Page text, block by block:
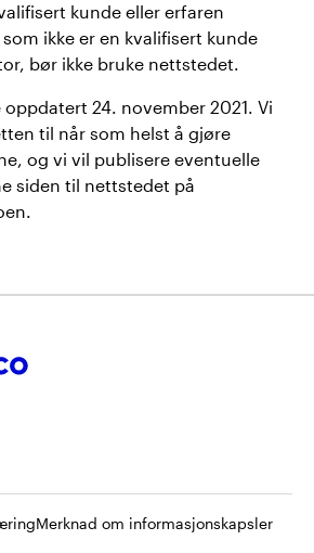
kunde eller erfaren
ikke er en kvalifisert kunde
bør ikke bruke nettstedet.
oppdatert 24. november 2021. Vi
til når som helst å gjøre
og vi vil publisere eventuelle
siden til nettstedet på
Opens
Merknad om informasjonskapsler